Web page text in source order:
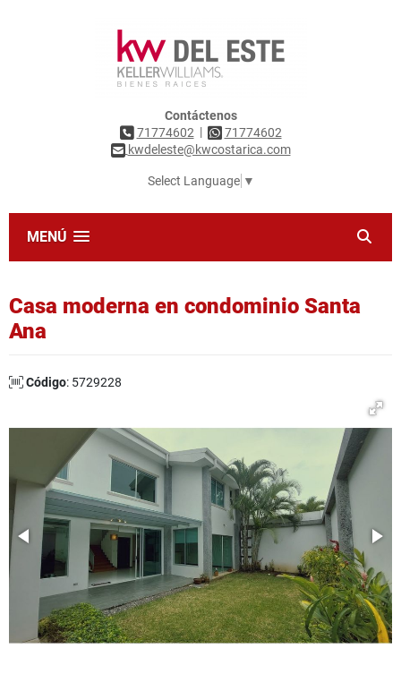
Contáctenos
71774602 |
71774602
kwdeleste@kwcostarica.com
Select Language ▼
MENÚ
Casa moderna en condominio Santa
Ana
Código: 5729228